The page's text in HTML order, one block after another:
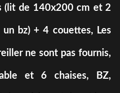
(lit de 140x200 cm et 2
bz) + 4 couettes, Les
ne sont pas fournis,
et 6 chaises, BZ,